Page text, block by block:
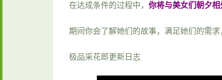
在达成条件的过程中， 你将与美女们朝夕相
期间你会了解她们的故事，满足她们的需求
极品采花郎更新日志